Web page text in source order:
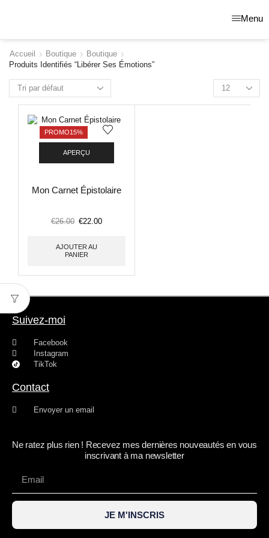
Menu
Accueil Boutique
Boutique
Produits Identifiés “libérer Ses Émotions”
PROMO15%
APERÇU
Mon Carnet Épistolaire
€26.00 €22.00
AJOUTER AU
PANIER
Suivez-moi
Facebook
Instagram
TikTok
Contact
Envoyer un email
Ne ratez plus rien ! Recevez mes dernières nouveautés en vous
inscrivant à ma newsletter
JE M'INSCRIS